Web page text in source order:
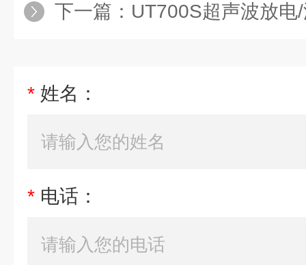
下一篇： UT700S超声波放电/
* 姓名：
* 电话：